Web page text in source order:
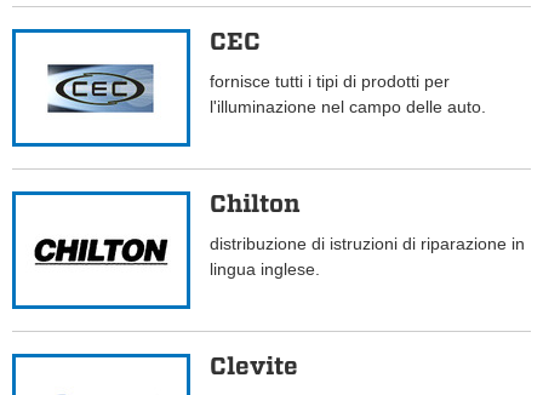
CEC
fornisce tutti i tipi di prodotti per
l'illuminazione nel campo delle auto.
Chilton
distribuzione di istruzioni di riparazione in
lingua inglese.
Clevite